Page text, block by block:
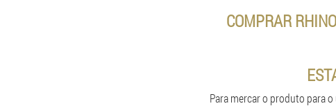
COMPRAR
Para mercar o produto para